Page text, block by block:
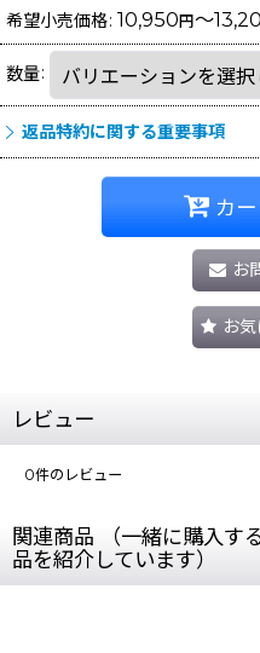
希望小売価格: 10,950円～
数量:
返品特約に関する重要事項
カ
お
お
レビュー
0件のレビュー
関連商品 （一緒に購入す
品を紹介しています）